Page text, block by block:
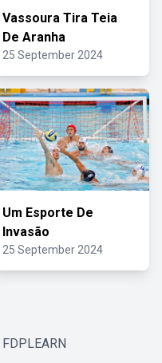
Vassoura Tira Teia
De Aranha
25 September 2024
Um Esporte De
Invasão
25 September 2024
FDPLEARN